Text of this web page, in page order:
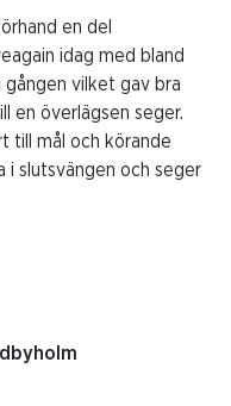
en del
idag med bland
vilket gav bra
en överlägsen seger.
till mål och körande
i slutsvängen och seger